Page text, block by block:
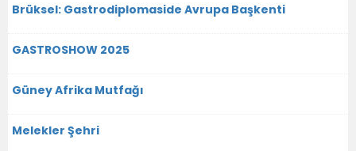
Brüksel: Gastrodiplomaside Avrupa Başkenti
GASTROSHOW 2025
Güney Afrika Mutfağı
Melekler Şehri